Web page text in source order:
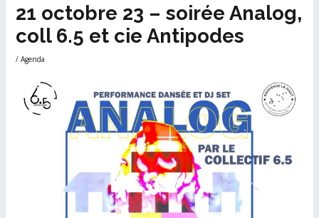
21 octobre 23 – soirée Analog,
coll 6.5 et cie Antipodes
/Agenda
des
articles